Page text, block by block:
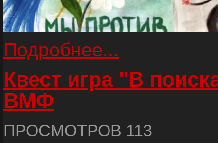
Подробнее...
Квест игра "В
ВМФ
ПРОСМОТРОВ 113